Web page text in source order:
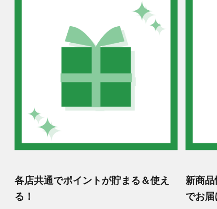
各店共通でポイントが貯まる＆使え
る！
新商
でお届